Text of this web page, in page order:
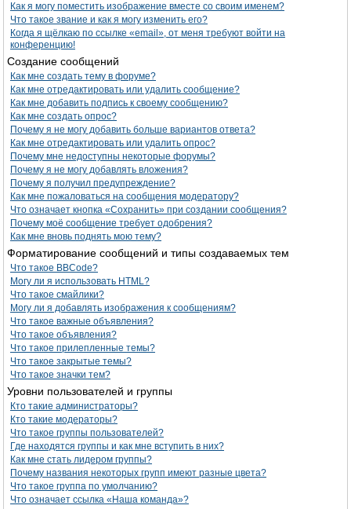
Как я могу поместить изображение вместе со своим именем?
Что такое звание и как я могу изменить его?
Когда я щёлкаю по ссылке «email», от меня требуют войти на
конференцию!
Создание сообщений
Как мне создать тему в форуме?
Как мне отредактировать или удалить сообщение?
Как мне добавить подпись к своему сообщению?
Как мне создать опрос?
Почему я не могу добавить больше вариантов ответа?
Как мне отредактировать или удалить опрос?
Почему мне недоступны некоторые форумы?
Почему я не могу добавлять вложения?
Почему я получил предупреждение?
Как мне пожаловаться на сообщения модератору?
Что означает кнопка «Сохранить» при создании сообщения?
Почему моё сообщение требует одобрения?
Как мне вновь поднять мою тему?
Форматирование сообщений и типы создаваемых тем
Что такое BBCode?
Могу ли я использовать HTML?
Что такое смайлики?
Могу ли я добавлять изображения к сообщениям?
Что такое важные объявления?
Что такое объявления?
Что такое прилепленные темы?
Что такое закрытые темы?
Что такое значки тем?
Уровни пользователей и группы
Кто такие администраторы?
Кто такие модераторы?
Что такое группы пользователей?
Где находятся группы и как мне вступить в них?
Как мне стать лидером группы?
Почему названия некоторых групп имеют разные цвета?
Что такое группа по умолчанию?
Что означает ссылка «Наша команда»?